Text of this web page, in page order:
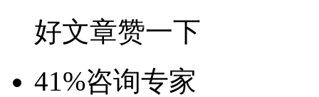
好文章赞一下
41%咨询专家